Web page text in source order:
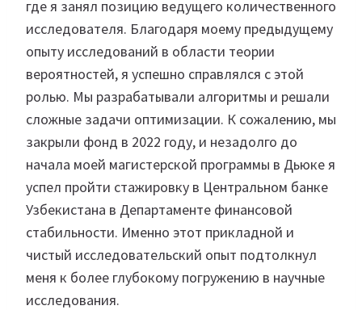
где я занял позицию ведущего количественного
исследователя. Благодаря моему предыдущему
опыту исследований в области теории
вероятностей, я успешно справлялся с этой
ролью. Мы разрабатывали алгоритмы и решали
сложные задачи оптимизации. К сожалению, мы
закрыли фонд в 2022 году, и незадолго до
начала моей магистерской программы в Дьюке я
успел пройти стажировку в Центральном банке
Узбекистана в Департаменте финансовой
стабильности. Именно этот прикладной и
чистый исследовательский опыт подтолкнул
меня к более глубокому погружению в научные
исследования.